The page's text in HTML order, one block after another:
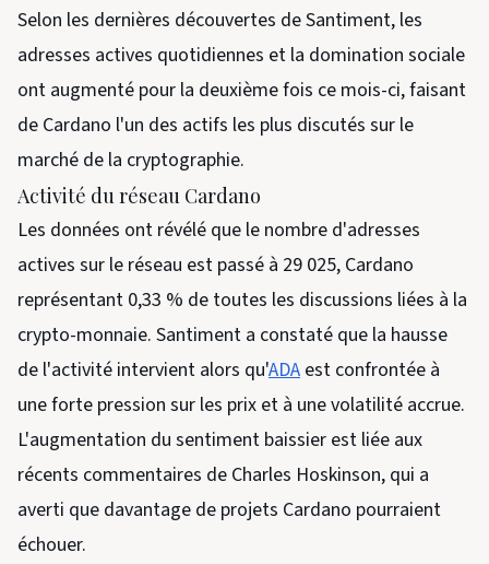
Selon les dernières découvertes de Santiment, les
adresses actives quotidiennes et la domination sociale
ont augmenté pour la deuxième fois ce mois-ci, faisant
de Cardano l'un des actifs les plus discutés sur le
marché de la cryptographie.
Activité du réseau Cardano
Les données ont révélé que le nombre d'adresses
actives sur le réseau est passé à 29 025, Cardano
représentant 0,33 % de toutes les discussions liées à la
crypto-monnaie. Santiment a constaté que la hausse
de l'activité intervient alors qu'ADA est confrontée à
une forte pression sur les prix et à une volatilité accrue.
L'augmentation du sentiment baissier est liée aux
récents commentaires de Charles Hoskinson, qui a
averti que davantage de projets Cardano pourraient
échouer.